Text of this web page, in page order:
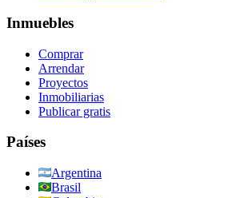
Inmuebles
Comprar
Arrendar
Proyectos
Inmobiliarias
Publicar gratis
Países
Argentina
Brasil